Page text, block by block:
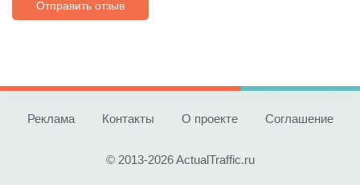
Отправить отзыв
Реклама Контакты О проекте Соглашение
© 2013-2026 ActualTraffic.ru